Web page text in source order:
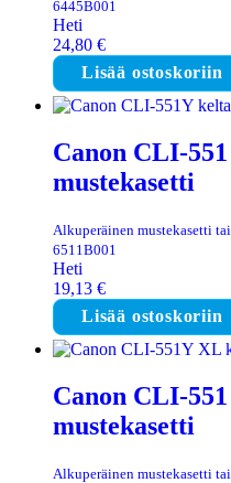
6445B001
Heti
24,80 €
Lisää ostoskoriin
Canon CLI-
mustekasetti
Alkuperäinen mustekasetti
6511B001
Heti
19,13 €
Lisää ostoskoriin
Canon CLI-
mustekasetti
Alkuperäinen mustekasetti